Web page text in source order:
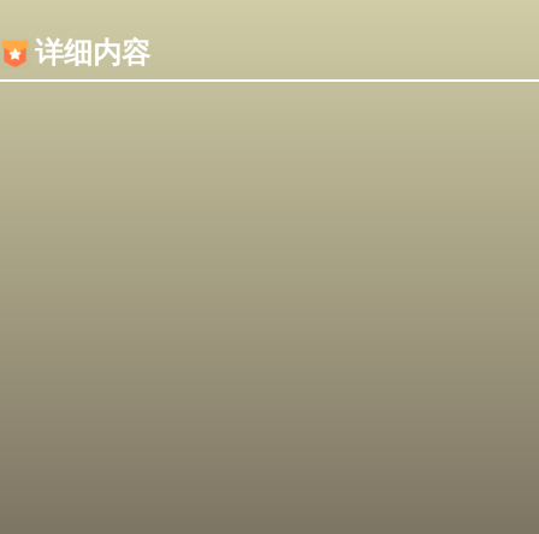
详细内容